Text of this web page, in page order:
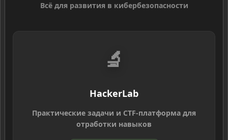
Всё для развития в кибербезопасности
🔬
HackerLab
Практические задачи и CTF-платформа для
отработки навыков